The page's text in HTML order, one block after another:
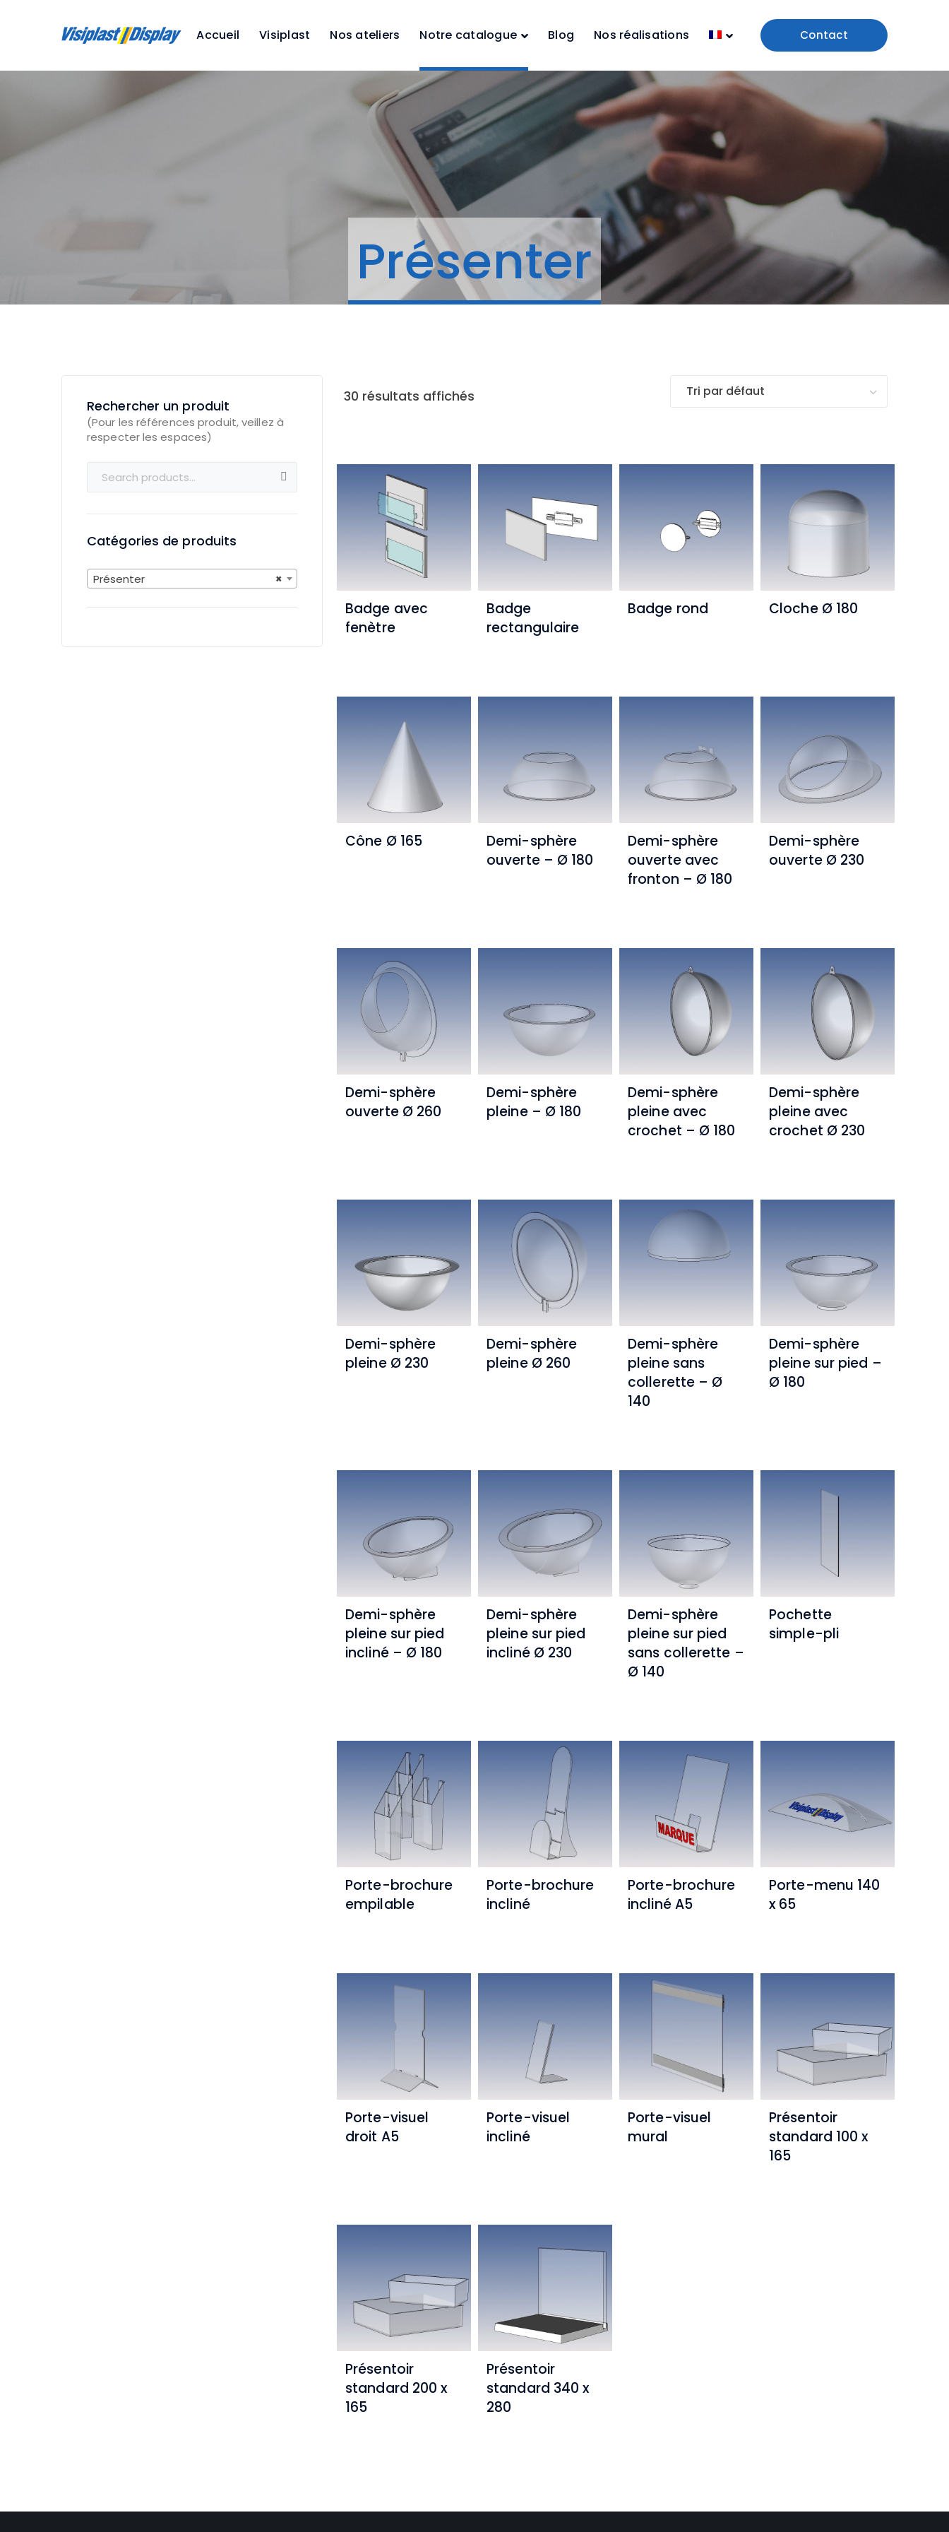
Contact
Accueil Visiplast Nos ateliers Notre catalogue Blog Nos réalisations
Présenter
30 résultats affichés
Badge avec
fenètre
Badge
rectangulaire
Badge rond Cloche Ø 180
Cône Ø 165
Demi-sphère
ouverte – Ø 180
Demi-sphère
ouverte avec
fronton – Ø 180
Demi-sphère
ouverte Ø 230
Demi-sphère
ouverte Ø 260
Demi-sphère
pleine – Ø 180
Demi-sphère
pleine avec
crochet – Ø 180
Demi-sphère
pleine avec
crochet Ø 230
Demi-sphère
pleine Ø 230
Demi-sphère
pleine Ø 260
Demi-sphère
pleine sans
collerette – Ø
140
Demi-sphère
pleine sur pied –
Ø 180
Demi-sphère
pleine sur pied
incliné – Ø 180
Demi-sphère
pleine sur pied
incliné Ø 230
Demi-sphère
pleine sur pied
sans collerette –
Ø 140
Pochette
simple-pli
Porte-brochure
empilable
Porte-brochure
incliné
Porte-brochure
incliné A5
Porte-menu 140
x 65
Porte-visuel
droit A5
Porte-visuel
incliné
Porte-visuel
mural
Présentoir
standard 100 x
165
Présentoir
standard 200 x
165
Présentoir
standard 340 x
280
Rechercher un produit
Catégories de produits
×
Présenter